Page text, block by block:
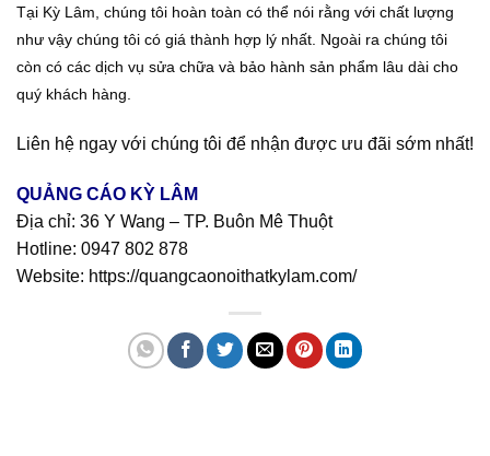
Tại Kỳ Lâm, chúng tôi hoàn toàn có thể nói rằng với chất lượng
như vậy chúng tôi có giá thành hợp lý nhất. Ngoài ra chúng tôi
còn có các dịch vụ sửa chữa và bảo hành sản phẩm lâu dài cho
quý khách hàng.
Liên hệ ngay với chúng tôi để nhận được ưu đãi sớm nhất!
QUẢNG CÁO KỲ LÂM
Địa chỉ: 36 Y Wang – TP. Buôn Mê Thuột
Hotline: 0947 802 878
Website: https://quangcaonoithatkylam.com/